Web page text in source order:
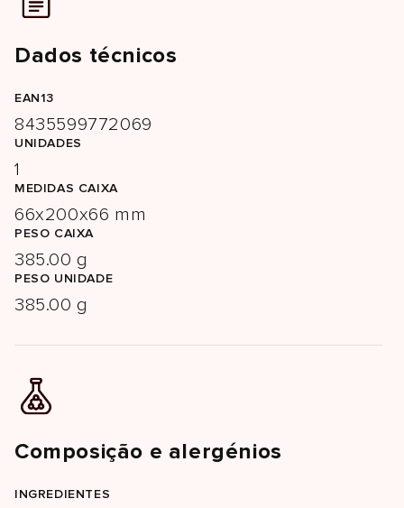
Dados técnicos
EAN13
8435599772069
UNIDADES
1
MEDIDAS CAIXA
66x200x66 mm
PESO CAIXA
385.00 g
PESO UNIDADE
385.00 g
Composição e alergénios
INGREDIENTES